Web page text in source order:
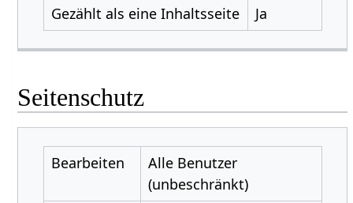
Gezählt als eine Inhaltsseite Ja
Seitenschutz
Bearbeiten
Alle Benutzer
(unbeschränkt)